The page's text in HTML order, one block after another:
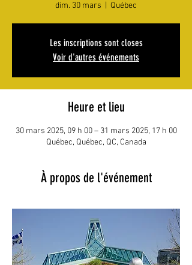
dim. 30 mars Québec
Les inscriptions sont closes
Voir d'autres événements
Heure et lieu
30 mars 2025, 09 h 00 – 31 mars 2025, 17 h 00
Québec, Québec, QC, Canada
À propos de l'événement